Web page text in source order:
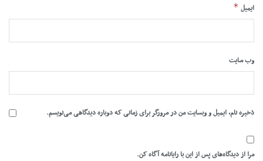
ایمیل *
وب‌ سایت
ذخیره نام، ایمیل و وبسایت من در مرورگر برای زمانی که دوباره دیدگاهی می‌نویسم.
مرا از دیدگاه‌های پس از این با رایانامه آگاه کن.